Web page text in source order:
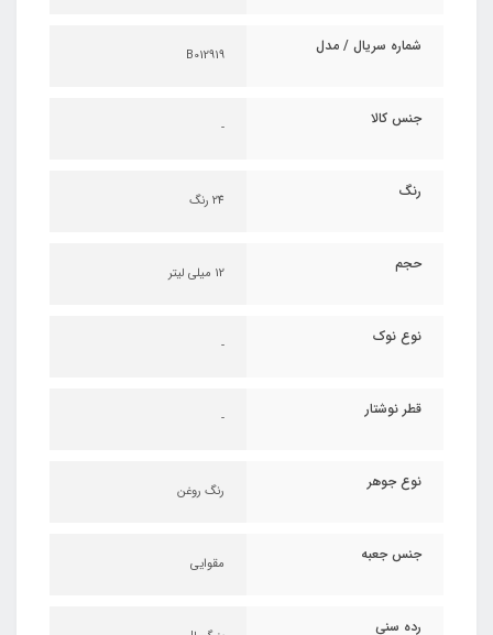
شماره سریال / مدل B012919
جنس کالا -
رنگ 24 رنگ
حجم 12 میلی لیتر
نوع نوک -
قطر نوشتار -
نوع جوهر رنگ روغن
جنس جعبه مقوایی
رده سنی